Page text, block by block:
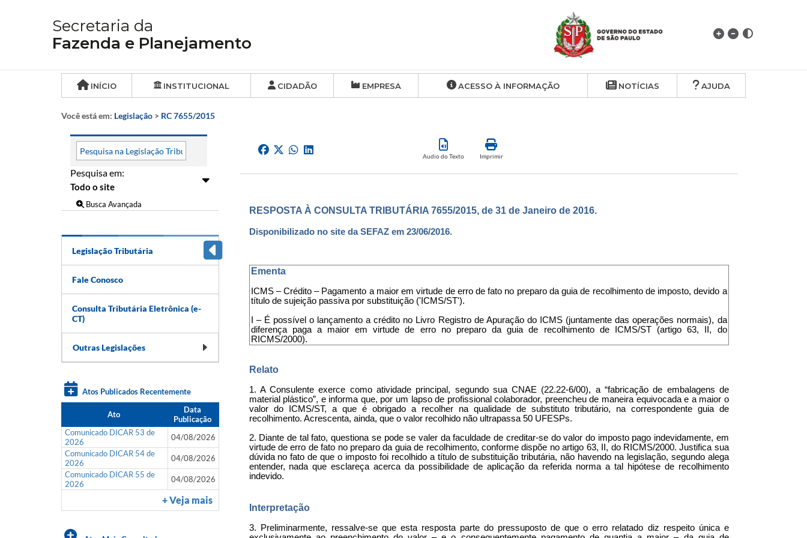
Secretaria da
Fazenda e Planejamento
INÍCIO INSTITUCIONAL CIDADÃO EMPRESA ACESSO À INFORMAÇÃO NOTÍCIAS AJUDA
Você está em: Legislação > RC 7655/2015
Pesquisa em:
Busca Avançada
Legislação Tributária
Fale Conosco
Consulta Tributária Eletrônica (e-
CT)
Outras Legislações
Atos Publicados Recentemente
Ato
Data
Publicação
Comunicado DICAR 53 de
2026
04/08/2026
Comunicado DICAR 54 de
2026
04/08/2026
Comunicado DICAR 55 de
2026
04/08/2026
+ Veja mais
Audio do Texto Imprimir
RESPOSTA À CONSULTA TRIBUTÁRIA 7655/2015, de 31 de Janeiro de 2016.
Disponibilizado no site da SEFAZ em 23/06/2016.
Ementa
ICMS – Crédito – Pagamento a maior em virtude de erro de fato no preparo da guia de recolhimento de imposto, devido a
título de sujeição passiva por substituição ('ICMS/ST').
I – É possível o lançamento a crédito no Livro Registro de Apuração do ICMS (juntamente das operações normais), da
diferença paga a maior em virtude de erro no preparo da guia de recolhimento de ICMS/ST (artigo 63, II, do
RICMS/2000).
Relato
1. A Consulente exerce como atividade principal, segundo sua CNAE (22.22-6/00), a “fabricação de embalagens de
material plástico”, e informa que, por um lapso de profissional colaborador, preencheu de maneira equivocada e a maior o
valor do ICMS/ST, a que é obrigado a recolher na qualidade de substituto tributário, na correspondente guia de
recolhimento. Acrescenta, ainda, que o valor recolhido não ultrapassa 50 UFESPs.
2. Diante de tal fato, questiona se pode se valer da faculdade de creditar-se do valor do imposto pago indevidamente, em
virtude de erro de fato no preparo da guia de recolhimento, conforme dispõe no artigo 63, II, do RICMS/2000. Justifica sua
dúvida no fato de que o imposto foi recolhido a título de substituição tributária, não havendo na legislação, segundo alega
entender, nada que esclareça acerca da possibilidade de aplicação da referida norma a tal hipótese de recolhimento
indevido.
Interpretação
3. Preliminarmente, ressalve-se que esta resposta parte do pressuposto de que o erro relatado diz respeito única e